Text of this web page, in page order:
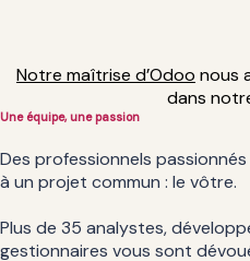
Notre maîtrise d’Odoo nous
dans
Une équipe, une passion
Des professionnels
à un projet commun : le vôtre.
Plus de 35 analystes,
gestionnaires vous sont